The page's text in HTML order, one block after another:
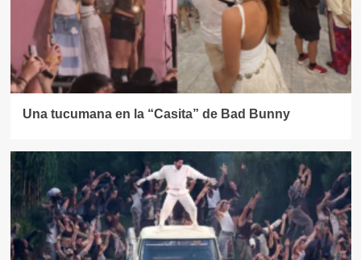
Una tucumana en la “Casita” de Bad Bunny